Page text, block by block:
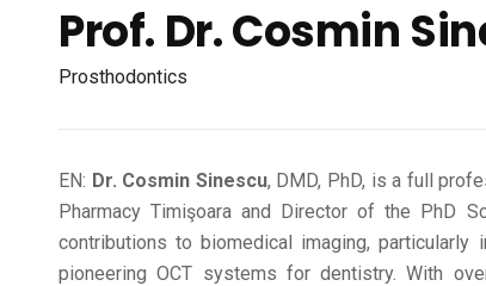
Prof. Dr. Cosmin
Prosthodontics
EN: Dr. Cosmin Sinescu, DMD, PhD, is a full
Pharmacy Timişoara and Director of the PhD
contributions to biomedical imaging, particularly
pioneering OCT systems for dentistry. With